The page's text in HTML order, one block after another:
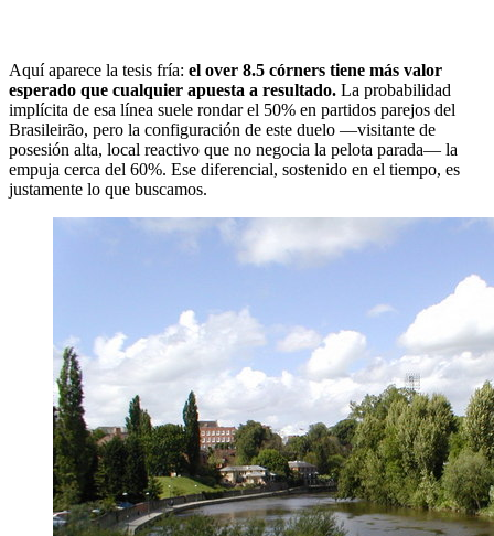
Aquí aparece la tesis fría: el over 8.5 córners tiene más valor
esperado que cualquier apuesta a resultado. La probabilidad
implícita de esa línea suele rondar el 50% en partidos parejos del
Brasileirão, pero la configuración de este duelo —visitante de
posesión alta, local reactivo que no negocia la pelota parada— la
empuja cerca del 60%. Ese diferencial, sostenido en el tiempo, es
justamente lo que buscamos.